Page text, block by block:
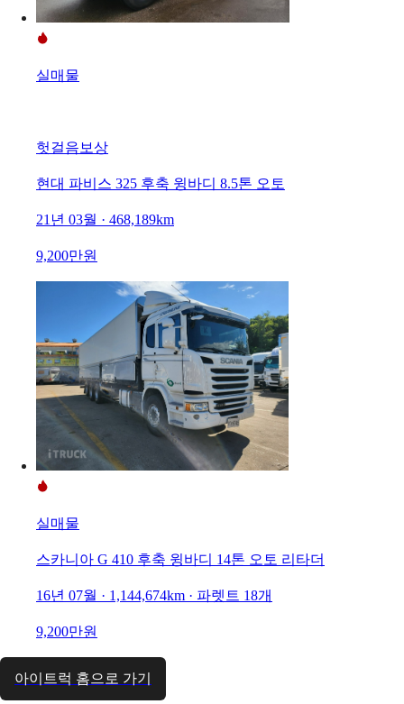
실매물
헛걸음보상
현대 파비스 325 후축 윙바디 8.5톤 오토
21년 03월 · 468,189km
9,200만원
실매물
스카니아 G 410 후축 윙바디 14톤 오토 리타더
16년 07월 · 1,144,674km · 파렛트 18개
9,200만원
아이트럭 홈으로 가기